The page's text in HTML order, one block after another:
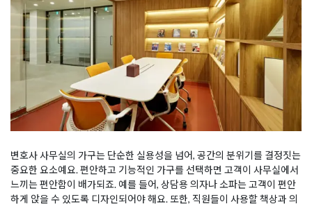
변호사 사무실의 가구는 단순한 실용성을 넘어, 공간의 분위기를 결정짓는
중요한 요소예요. 편안하고 기능적인 가구를 선택하면 고객이 사무실에서
느끼는 편안함이 배가되죠. 예를 들어, 상담용 의자나 소파는 고객이 편안
하게 앉을 수 있도록 디자인되어야 해요. 또한, 직원들이 사용할 책상과 의